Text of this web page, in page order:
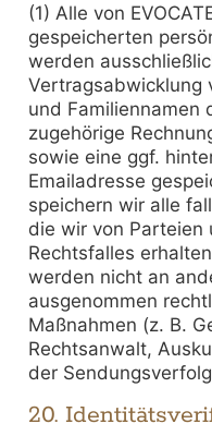
(1) Alle von
gespeicherten
werden
Vertragsabwicklung
und Familiennamen
zugehörige
sowie eine ggf.
Emailadresse
speichern wir alle
die wir von Parteien
Rechtsfalles
werden nicht an
ausgenommen
Maßnahmen (z. B.
Rechtsanwalt,
der
20.